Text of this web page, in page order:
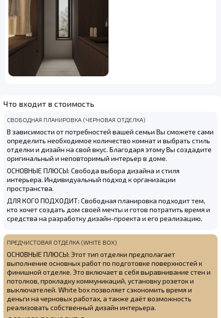
Что входит в стоимость
СВОБОДНАЯ ПЛАНИРОВКА (ЧЕРНОВАЯ ОТДЕЛКА)
В зависимости от потребностей вашей семьи Вы сможете сами
определить необходимое количество комнат и выбрать стиль
отделки и дизайн на свой вкус. Благодаря этому Вы создадите
оригинальный и неповторимый интерьер в доме.
ОСНОВНЫЕ ПЛЮСЫ: Свобода выбора дизайна и стиля
интерьера. Индивидуальный подход к организации
пространства.
ДЛЯ КОГО ПОДХОДИТ: Свободная планировка подходит тем,
кто хочет создать дом своей мечты и готов потратить время и
средства на разработку дизайн-проекта и его реализацию.
ПРЕДЧИСТОВАЯ ОТДЕЛКА (WHITE BOX)
ОСНОВНЫЕ ПЛЮСЫ: Этот тип отделки предполагает
выполнение основных работ по подготовке поверхностей к
финишной отделке. Это включает в себя выравнивание стен и
потолков, прокладку коммуникаций, установку розеток и
выключателей. White box позволяет сэкономить время и
деньги на черновых работах, а также даёт возможность
реализовать собственный дизайн интерьера.